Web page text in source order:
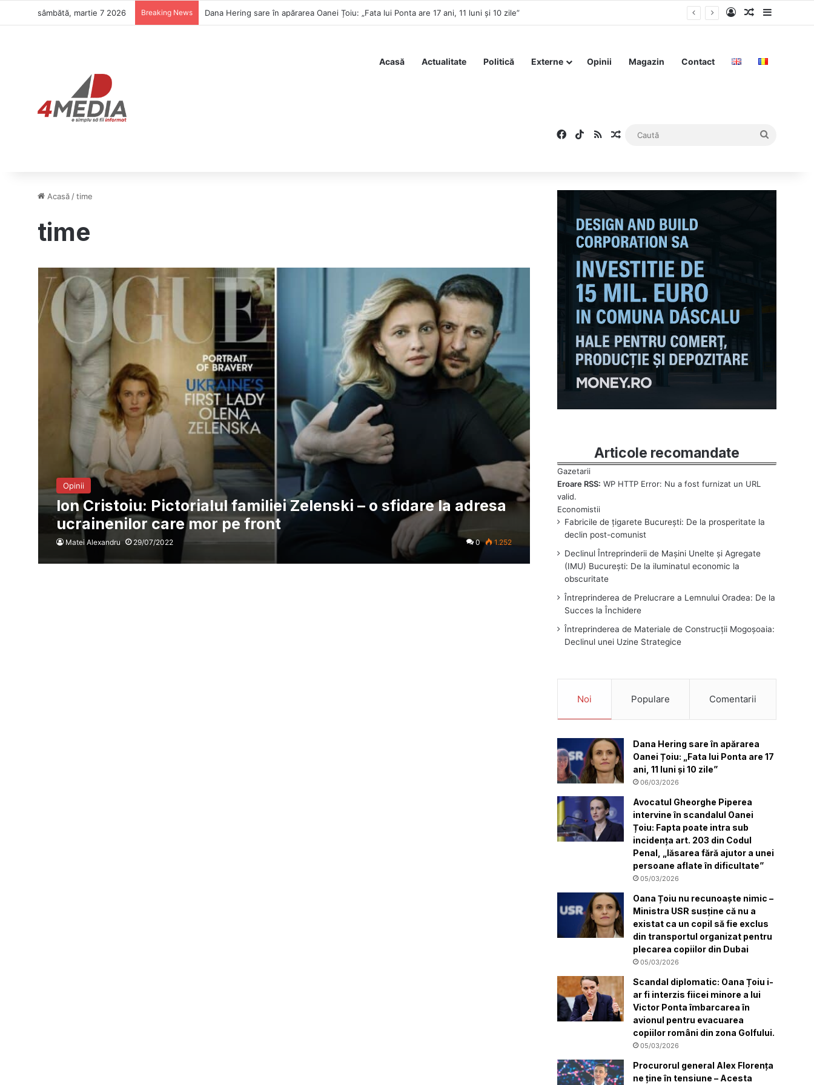
sâmbătă, martie 7 2026 Breaking News Dana Hering sare în apărarea Oanei Țoiu: „Fata lui Ponta are 17 ani, 11 luni și 10 zile” Log InArticolSidebar
Acasă Actualitate Politică Externe Opinii Magazin Contact
Facebook
TikTok
RSSArticol aleatoriu
Acasă /time
time
Opinii
Ion Cristoiu: Pictorialul familiei Zelenski – o sfidare la adresa
ucrainenilor care mor pe front
Matei Alexandru 29/07/2022 0 1.252
Articole recomandate
Eroare RSS: WP HTTP Error: Nu a fost furnizat un URL
valid.
Fabricile de țigarete București: De la prosperitate la
declin post-comunist
Declinul Întreprinderii de Mașini Unelte și Agregate
(IMU) București: De la iluminatul economic la
obscuritate
Întreprinderea de Prelucrare a Lemnului Oradea: De la
Succes la Închidere
Întreprinderea de Materiale de Construcții Mogoșoaia:
Declinul unei Uzine Strategice
Noi Populare Comentarii
Dana Hering sare în apărarea
Oanei Țoiu: „Fata lui Ponta are 17
ani, 11 luni și 10 zile”
06/03/2026
Avocatul Gheorghe Piperea
intervine în scandalul Oanei
Țoiu: Fapta poate intra sub
incidența art. 203 din Codul
Penal, „lăsarea fără ajutor a unei
persoane aflate în dificultate”
05/03/2026
Oana Țoiu nu recunoaște nimic –
Ministra USR susține că nu a
existat ca un copil să fie exclus
din transportul organizat pentru
plecarea copiilor din Dubai
05/03/2026
Scandal diplomatic: Oana Țoiu i-
ar fi interzis fiicei minore a lui
Victor Ponta îmbarcarea în
avionul pentru evacuarea
copiilor români din zona Golfului.
05/03/2026
Procurorul general Alex Florența
ne ține în tensiune – Acesta